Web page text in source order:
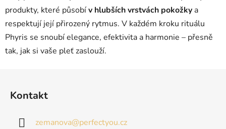
produkty, které působív hlubších vrstvách pokožky a
respektují její přirozený rytmus. V každém kroku rituálu
Phyris se snoubí elegance, efektivita a harmonie – přesně
tak, jak si vaše pleť zaslouží.
Kontakt
zemanova@perfectyou.cz